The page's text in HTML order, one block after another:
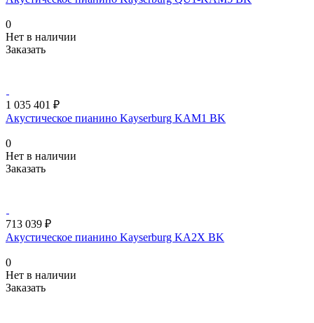
0
Нет в наличии
Заказать
1 035 401 ₽
Акустическое пианино Kayserburg KAM1 BK
0
Нет в наличии
Заказать
713 039 ₽
Акустическое пианино Kayserburg KA2X BK
0
Нет в наличии
Заказать